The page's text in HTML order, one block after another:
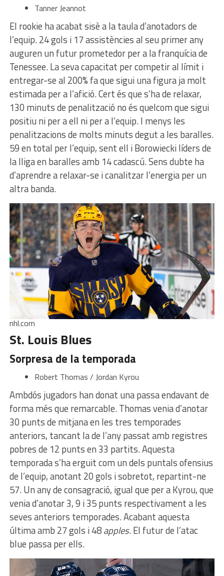
Tanner Jeannot
El rookie ha acabat sisè a la taula d’anotadors de
l’equip. 24 gols i 17 assistències al seu primer any
auguren un futur prometedor per a la franquícia de
Tenessee. La seva capacitat per competir al límit i
entregar-se al 200% fa que sigui una figura ja molt
estimada per a l’afició. Cert és que s’ha de relaxar,
130 minuts de penalització no és quelcom que sigui
positiu ni per a ell ni per a l’equip. I menys les
penalitzacions de molts minuts degut a les baralles.
59 en total per l’equip, sent ell i Borowiecki líders de
la lliga en baralles amb 14 cadascú. Sens dubte ha
d’aprendre a relaxar-se i canalitzar l’energia per un
altra banda.
nhl.com
St. Louis Blues
Sorpresa de la temporada
Robert Thomas / Jordan Kyrou
Ambdós jugadors han donat una passa endavant de
forma més que remarcable. Thomas venia d’anotar
30 punts de mitjana en les tres temporades
anteriors, tancant la de l’any passat amb registres
pobres de 12 punts en 33 partits. Aquesta
temporada s’ha erguit com un dels puntals ofensius
de l’equip, anotant 20 gols i sobretot, repartint-ne
57. Un any de consagració, igual que per a Kyrou, que
venia d’anotar 3, 9 i 35 punts respectivament a les
seves anteriors temporades. Acabant aquesta
última amb 27 gols i 48apples. El futur de l’atac
blue passa per ells.